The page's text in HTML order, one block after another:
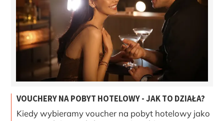
VOUCHERY NA POBYT HOTELOWY - JAK TO DZIAŁA?
Kiedy wybieramy voucher na pobyt hotelowy jako